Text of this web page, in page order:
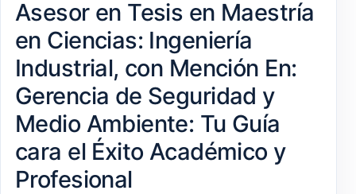
Asesor en Tesis en Maestría
en Ciencias: Ingeniería
Industrial, con Mención En:
Gerencia de Seguridad y
Medio Ambiente: Tu Guía
cara el Éxito Académico y
Profesional